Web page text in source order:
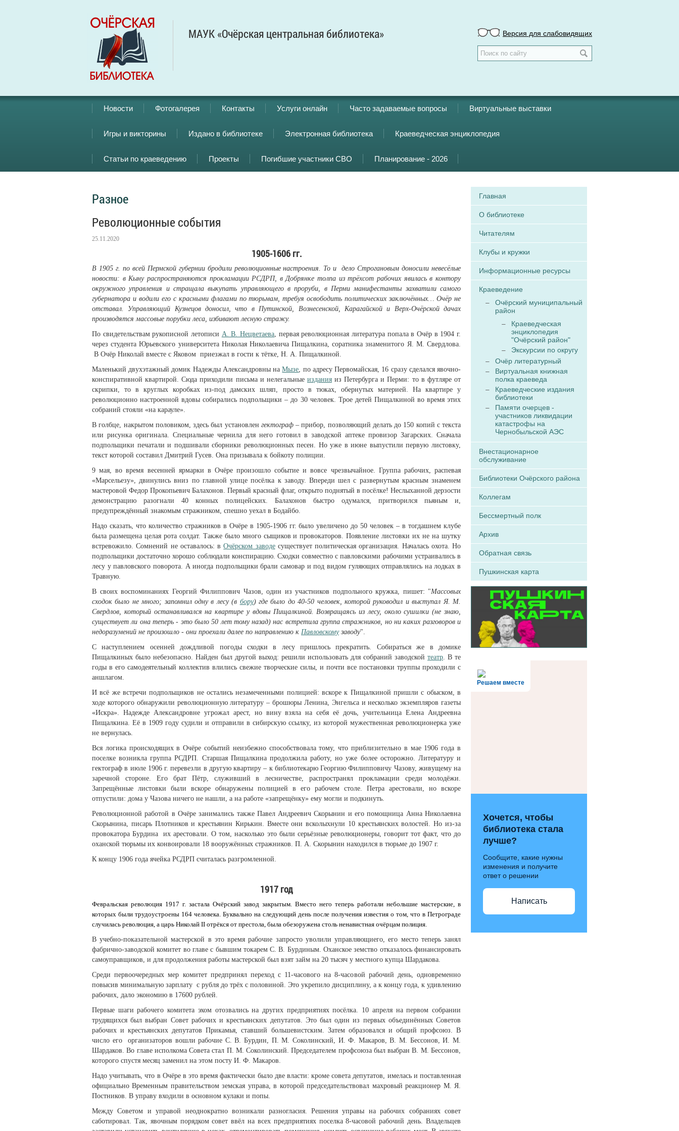
МАУК «Очёрская центральная библиотека» Версия для слабовидящих
Новости Фотогалерея Контакты Услуги онлайн Часто задаваемые вопросы Виртуальные выставки
Игры и викторины Издано в библиотеке Электронная библиотека Краеведческая энциклопедия
Статьи по краеведению Проекты Погибшие участники СВО Планирование - 2026
Разное
Революционные события
25.11.2020
1905-1606 гг.
В 1905 г. по всей Пермской губернии бродили революционные настроения. То и дело Строгановым доносили невесёлые
новости: в Кыну распространяются прокламации РСДРП, в Добрянке толпа из трёхсот рабочих явилась в контору
окружного управления и стращала выкупать управляющего в проруби, в Перми манифестанты захватили самого
губернатора и водили его с красными флагами по тюрьмам, требуя освободить политических заключённых… Очёр не
отставал. Управляющий Кузнецов доносил, что в Путинской, Вознесенской, Карагайской и Верх-Очёрской дачах
производятся массовые порубки леса, избивают лесную стражу.
По свидетельствам рукописной летописи А. В. Нецветаева, первая революционная литература попала в Очёр в 1904 г.
через студента Юрьевского университета Николая Николаевича Пищалкина, соратника знаменитого Я. М. Свердлова.
В Очёр Николай вместе с Яковом приезжал в гости к тётке, Н. А. Пищалкиной.
Маленький двухэтажный домик Надежды Александровны наМызе, по адресу Первомайская, 16 сразу сделался явочно-
конспиративной квартирой. Сюда приходили письма и нелегальные изданияиз Петербурга и Перми: то в футляре от
скрипки, то в круглых коробках из-под дамских шляп, просто в тюках, обернутых материей. На квартире у
революционно настроенной вдовы собирались подпольщики – до 30 человек. Трое детей Пищалкиной во время этих
собраний стояли «на карауле».
В голбце, накрытом половиком, здесь был установлен гектограф– прибор, позволяющий делать до 150 копий с текста
или рисунка оригинала. Специальные чернила для него готовил в заводской аптеке провизор Загарских. Сначала
подпольщики печатали и подшивали сборники революционных песен. Но уже в июне выпустили первую листовку,
текст которой составил Дмитрий Гусев. Она призывала к бойкоту полиции.
9 мая, во время весенней ярмарки в Очёре произошло событие и вовсе чрезвычайное. Группа рабочих, распевая
«Марсельезу», двинулись вниз по главной улице посёлка к заводу. Впереди шел с развернутым красным знаменем
мастеровой Федор Прокопьевич Балахонов. Первый красный флаг, открыто поднятый в посёлке! Неслыханной дерзости
демонстрацию разогнали 40 конных полицейских. Балахонов быстро одумался, притворился пьяным и,
предупреждённый знакомым стражником, спешно уехал в Бодайбо.
Надо сказать, что количество стражников в Очёре в 1905-1906 гг. было увеличено до 50 человек – в тогдашнем клубе
была размещена целая рота солдат. Также было много сыщиков и провокаторов. Появление листовки их не на шутку
встревожило. Сомнений не оставалось: вОчёрском заводесуществует политическая организация. Началась охота. Но
подпольщики достаточно хорошо соблюдали конспирацию. Сходки совместно с павловскими рабочими устраивались в
лесу у павловского поворота. А иногда подпольщики брали самовар и под видом гуляющих отправлялись на лодках в
Травную.
В своих воспоминаниях Георгий Филиппович Чазов, один из участников подпольного кружка, пишет: "Массовых
сходок было не много; запомнил одну в лесу (в бору) где было до 40-50 человек, которой руководил и выступал Я. М.
Свердлов, который останавливался на квартире у вдовы Пищалкиной.Возвращаясь из лесу, около сушилки (не знаю,
существует ли она теперь - это было 50 лет тому назад) нас встретила группа стражников, но ни каких разговоров и
недоразумений не произошло - они проехали далее по направлению к Павловскомузаводу".
С наступлением осенней дождливой погоды сходки в лесу пришлось прекратить. Собираться же в домике
Пищалкиных было небезопасно. Найден был другой выход: решили использовать для собраний заводской театр. В те
годы в его самодеятельный коллектив влились свежие творческие силы, и почти все постановки труппы проходили с
аншлагом.
И всё же встречи подпольщиков не остались незамеченными полицией: вскоре к Пищалкиной пришли с обыском, в
ходе которого обнаружили революционную литературу – брошюры Ленина, Энгельса и несколько экземпляров газеты
«Искра». Надежде Александровне угрожал арест, но вину взяла на себя её дочь, учительница Елена Андреевна
Пищалкина. Её в 1909 году судили и отправили в сибирскую ссылку, из которой мужественная революционерка уже
не вернулась.
Вся логика происходящих в Очёре событий неизбежно способствовала тому, что приблизительно в мае 1906 года в
поселке возникла группа РСДРП. Старшая Пищалкина продолжила работу, но уже более осторожно. Литературу и
гектограф в июле 1906 г. перевезли в другую квартиру – к библиотекарю Георгию Филипповичу Чазову, живущему на
заречной стороне. Его брат Пётр, служивший в лесничестве, распространял прокламации среди молодёжи.
Запрещённые листовки были вскоре обнаружены полицией в его рабочем столе. Петра арестовали, но вскоре
отпустили: дома у Чазова ничего не нашли, а на работе «запрещёнку» ему могли и подкинуть.
Революционной работой в Очёре занимались также Павел Андреевич Скорынин и его помощница Анна Николаевна
Скорынина, писарь Плотников и крестьянин Кирькин. Вместе они всколыхнули 10 крестьянских волостей. Но из-за
провокатора Бурдина их арестовали. О том, насколько это были серьёзные революционеры, говорит тот факт, что до
оханской тюрьмы их конвоировали 18 вооружённых стражников. П. А. Скорынин находился в тюрьме до 1907 г.
К концу 1906 года ячейка РСДРП считалась разгромленной.
1917 год
Февральская революция 1917 г. застала Очёрский завод закрытым. Вместо него теперь работали небольшие мастерские, в
которых были трудоустроены 164 человека. Буквально на следующий день после получения известия о том, что в Петрограде
случилась революция, а царь Николай II отрёкся от престола, была обезоружена столь ненавистная очёрцам полиция.
В учебно-показательной мастерской в это время рабочие запросто уволили управляющиего, его место теперь занял
фабрично-заводской комитет во главе с бывшим токарем С. В. Бурдиным. Оханское земство отказалось финансировать
самоуправщиков, и для продолжения работы мастерской был взят займ на 20 тысяч у местного купца Шардакова.
Среди первоочередных мер комитет предпринял переход с 11-часового на 8-часовой рабочий день, одновременно
повысив минимальную зарплату с рубля до трёх с половиной. Это укрепило дисциплину, а к концу года, к удивлению
рабочих, дало экономию в 17600 рублей.
Первые шаги рабочего комитета эхом отозвались на других предприятиях посёлка. 10 апреля на первом собрании
трудящихся был выбран Совет рабочих и крестьянских депутатов. Это был один из первых объединённых Советов
рабочих и крестьянских депутатов Прикамья, ставший большевистским. Затем образовался и общий профсоюз. В
число его организаторов вошли рабочие С. В. Бурдин, П. М. Соколинский, И. Ф. Макаров, В. М. Бессонов, И. М.
Шардаков. Во главе исполкома Совета стал П. М. Соколинский. Председателем профсоюза был выбран В. М. Бессонов,
которого спустя месяц заменил на этом посту И. Ф. Макаров.
Надо учитывать, что в Очёре в это время фактически было две власти: кроме совета депутатов, имелась и поставленная
официально Временным правительством земская управа, в которой председательствовал махровый реакционер М. Я.
Постников. В управу входили в основном кулаки и попы.
Между Советом и управой неоднократно возникали разногласия. Решения управы на рабочих собраниях совет
саботировал. Так, явочным порядком совет ввёл на всех предприятиях поселка 8-часовой рабочий день. Владельцев
Главная
О библиотеке
Читателям
Клубы и кружки
Информационные ресурсы
Краеведение
Очёрский муниципальный
район
Краеведческая
энциклопедия
"Очёрский район"
Экскурсии по округу
Очёр литературный
Виртуальная книжная
полка краеведа
Краеведческие издания
библиотеки
Памяти очерцев -
участников ликвидации
катастрофы на
Чернобыльской АЭС
Внестационарное
обслуживание
Библиотеки Очёрского района
Коллегам
Бессмертный полк
Архив
Обратная связь
Пушкинская карта
Решаем вместе
Хочется, чтобы
библиотека стала
лучше?
Сообщите, какие нужны
изменения и получите
ответ о решении
Написать